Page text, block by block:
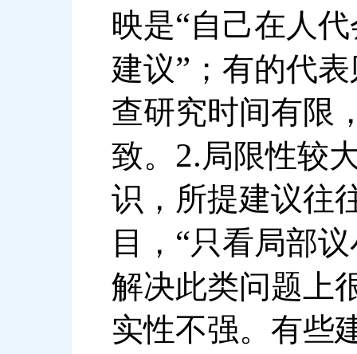
映是“自己在人
建议” ；有的代
查研究时间有限
致。 2.局限性较
识，所提建议往
目， “只看局部
解决此类问题上
实性不强。有些